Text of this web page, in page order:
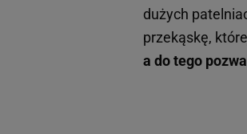
dużych
przekąskę,
a do tego